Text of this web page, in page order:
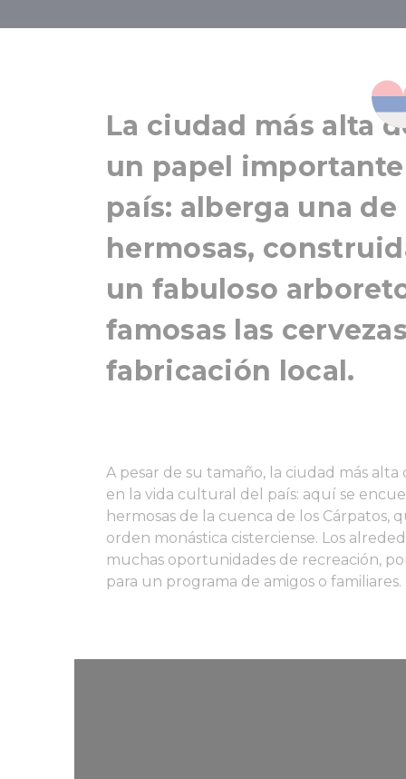
La ciudad más alta
un papel
país: alberga una
hermosas,
un fabuloso
famosas las
fabricación local.
A pesar de su tamaño, la ciudad más
en la vida cultural del país: aquí se
hermosas de la cuenca de los
orden monástica cisterciense. Los
muchas oportunidades de recreación,
para un programa de amigos o familiares.